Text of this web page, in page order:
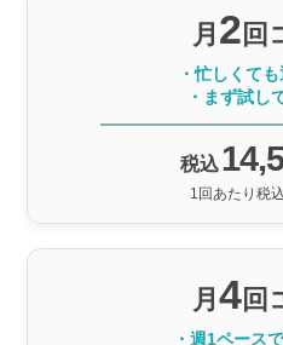
月 2 回
・忙しくて
・まず試し
税込
1回あたり税
月 4回
・週1ペース